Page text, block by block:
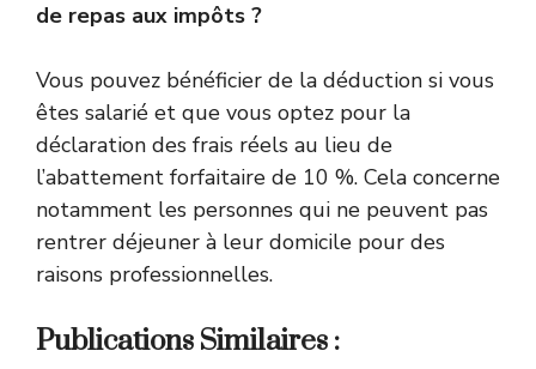
de repas aux impôts ?
Vous pouvez bénéficier de la déduction si vous
êtes salarié et que vous optez pour la
déclaration des frais réels au lieu de
l’abattement forfaitaire de 10 %. Cela concerne
notamment les personnes qui ne peuvent pas
rentrer déjeuner à leur domicile pour des
raisons professionnelles.
Publications Similaires :